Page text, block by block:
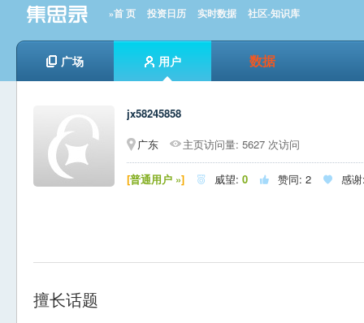
»首 页 投资日历 实时数据 社区-知识库
广场 用户 数据
jx58245858
广东
主页访问量: 5627 次访问
[普通用户 »]  威望: 0  赞同: 2  感
擅长话题